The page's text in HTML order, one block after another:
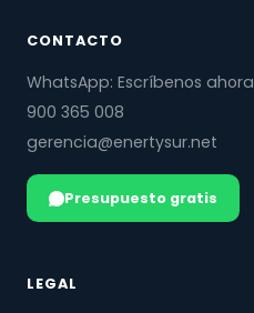
CONTACTO
WhatsApp: Escríbenos ahora
900 365 008
gerencia@enertysur.net
Presupuesto gratis
LEGAL